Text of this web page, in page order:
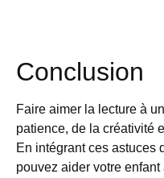
Conclusion
Faire aimer la lecture à
patience, de la créativité
En intégrant ces astuces
pouvez aider votre